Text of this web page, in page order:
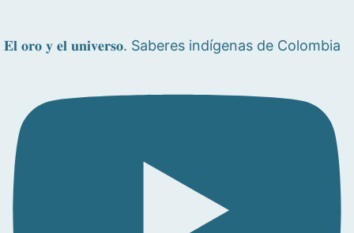
𝐄𝐥 𝐨𝐫𝐨 𝐲 𝐞𝐥 𝐮𝐧𝐢𝐯𝐞𝐫𝐬𝐨. Saberes indígenas de Colombia